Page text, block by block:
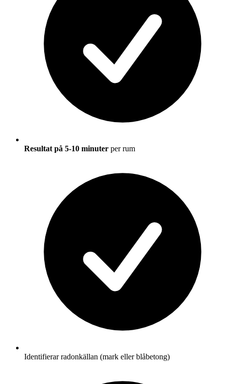
Resultat på 5-10 minuter per rum
Identifierar radonkällan (mark eller blåbetong)